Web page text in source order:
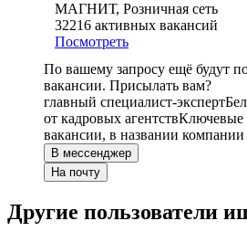
МАГНИТ, Розничная сеть
32216 активных вакансий
Посмотреть
По вашему запросу ещё будут
вакансии. Присылать вам?
главный специалист-эксперт
от кадровых агентствКлючевые
вакансии, в названии
В мессенджер
На почту
Другие пользователи